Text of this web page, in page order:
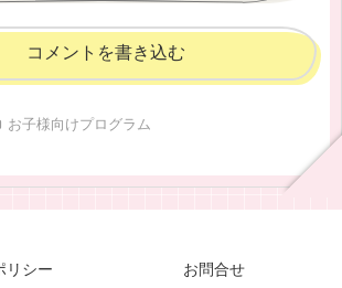
コメントを書き込む
お子様向けプログラム
リシー
お問合せ